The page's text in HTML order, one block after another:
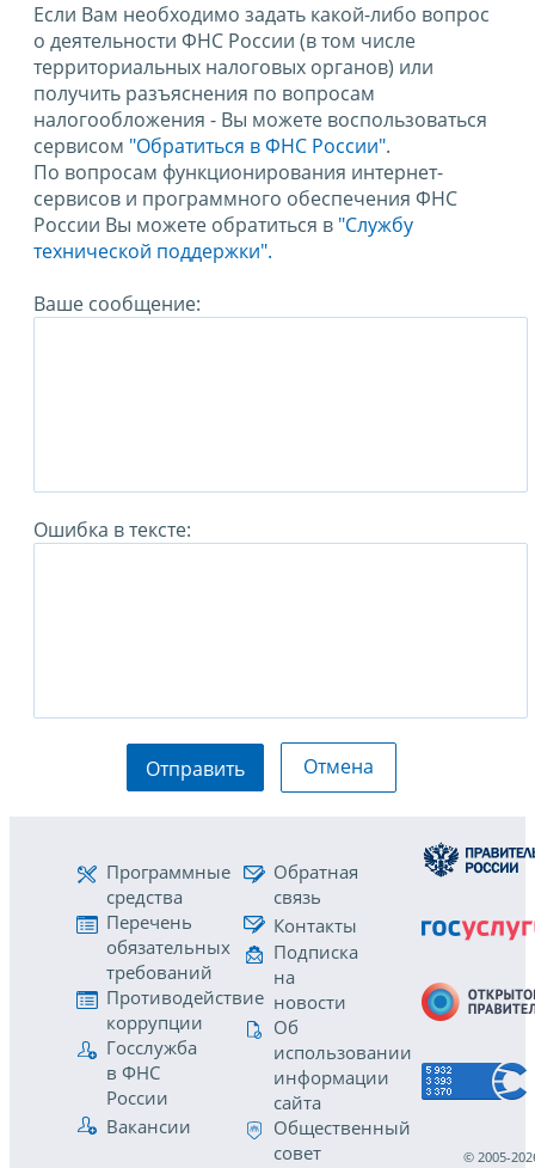
Если Вам необходимо задать какой-либо вопрос
о деятельности ФНС России (в том числе
территориальных налоговых органов) или
получить разъяснения по вопросам
налогообложения - Вы можете воспользоваться
сервисом "Обратиться в ФНС России".
По вопросам функционирования интернет-
сервисов и программного обеспечения ФНС
России Вы можете обратиться в "Службу
технической поддержки".
Ваше сообщение:
Ошибка в тексте:
Отправить Отмена
Программные
средства
Перечень
обязательных
требований
Противодействие
коррупции
Госслужба
в ФНС
России
Вакансии
Обратная
связь
Контакты
Подписка
на
новости
Об
использовании
информации
сайта
Общественный
совет
© 2005-